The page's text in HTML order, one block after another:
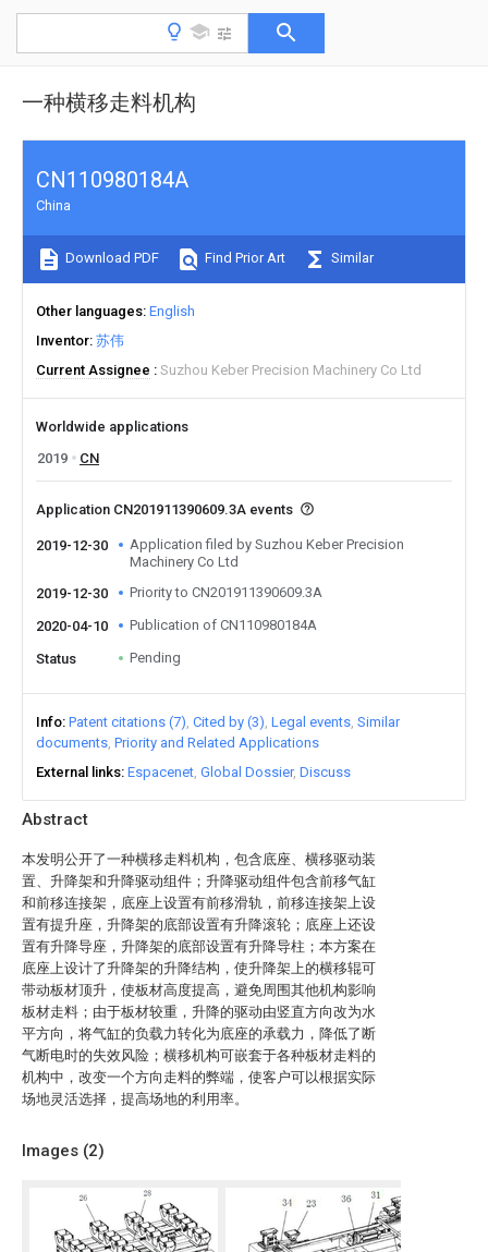
一种横移走料机构
Abstract
本发明公开了一种横移走料机构，包含底座、横移驱动装
置、升降架和升降驱动组件；升降驱动组件包含前移气缸
和前移连接架，底座上设置有前移滑轨，前移连接架上设
置有提升座，升降架的底部设置有升降滚轮；底座上还设
置有升降导座，升降架的底部设置有升降导柱；本方案在
底座上设计了升降架的升降结构，使升降架上的横移辊可
带动板材顶升，使板材高度提高，避免周围其他机构影响
板材走料；由于板材较重，升降的驱动由竖直方向改为水
平方向，将气缸的负载力转化为底座的承载力，降低了断
气断电时的失效风险；横移机构可嵌套于各种板材走料的
机构中，改变一个方向走料的弊端，使客户可以根据实际
场地灵活选择，提高场地的利用率。
Images (2)
CN110980184A
China
Download PDF Find Prior Art Similar
Other languages English
Inventor 苏伟
Current Assignee
Suzhou Keber Precision Machinery Co Ltd
Worldwide applications
2019
CN
Application CN201911390609.3A events
2019-12-30
Application filed by Suzhou Keber Precision
Machinery Co Ltd
2019-12-30
Priority to CN201911390609.3A
2020-04-10 Publication of CN110980184A
Status Pending
Info Patent citations (7) Cited by (3) Legal events Similar
documents Priority and Related Applications
External links Espacenet Global Dossier Discuss